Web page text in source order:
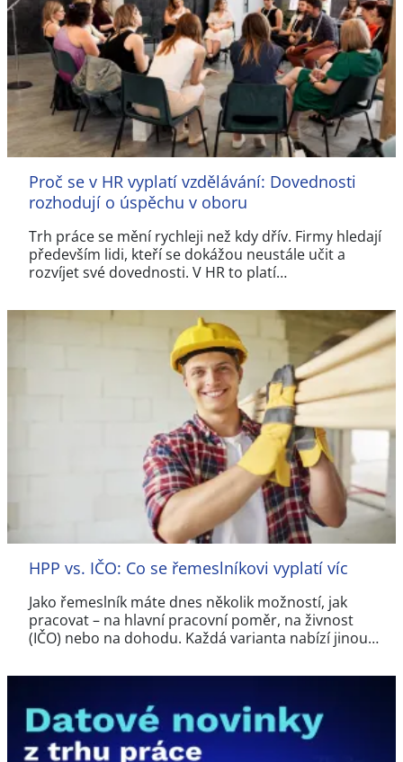
Proč se v HR vyplatí vzdělávání: Dovednosti
rozhodují o úspěchu v oboru
Trh práce se mění rychleji než kdy dřív. Firmy hledají
především lidi, kteří se dokážou neustále učit a
rozvíjet své dovednosti. V HR to platí…
HPP vs. IČO: Co se řemeslníkovi vyplatí víc
Jako řemeslník máte dnes několik možností, jak
pracovat – na hlavní pracovní poměr, na živnost
(IČO) nebo na dohodu. Každá varianta nabízí jinou…